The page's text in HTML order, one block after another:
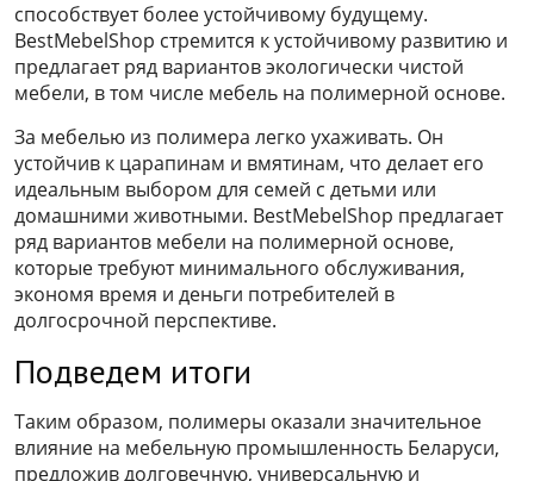
способствует более устойчивому будущему.
BestMebelShop стремится к устойчивому развитию и
предлагает ряд вариантов экологически чистой
мебели, в том числе мебель на полимерной основе.
За мебелью из полимера легко ухаживать. Он
устойчив к царапинам и вмятинам, что делает его
идеальным выбором для семей с детьми или
домашними животными. BestMebelShop предлагает
ряд вариантов мебели на полимерной основе,
которые требуют минимального обслуживания,
экономя время и деньги потребителей в
долгосрочной перспективе.
Подведем итоги
Таким образом, полимеры оказали значительное
влияние на мебельную промышленность Беларуси,
предложив долговечную, универсальную и